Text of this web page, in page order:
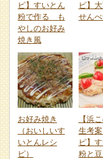
ピ】すいとん
粉で作る も
やしのお好み
焼き風
ピ】
せん
お好み焼き
（おいしいす
いとんレシ
ピ）
【浜
生考
ピ】
粉と